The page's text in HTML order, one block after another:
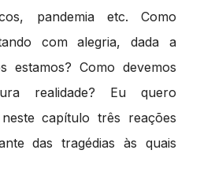
pandemia etc. Como
com alegria, dada a
estamos? Como devemos
realidade? Eu quero
capítulo três reações
das tragédias às quais